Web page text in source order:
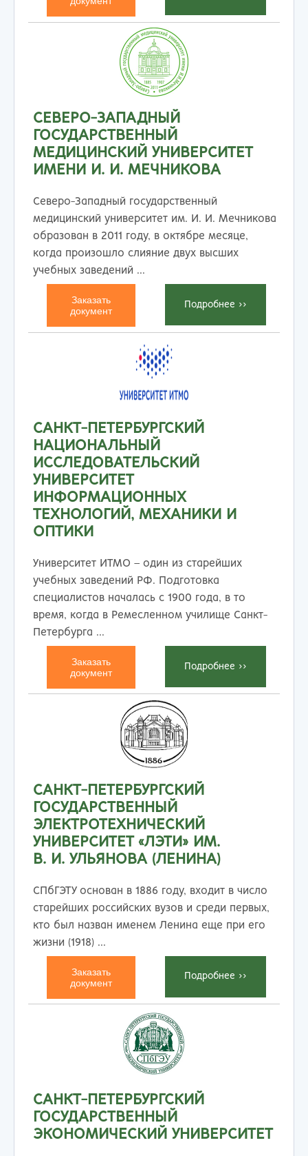
СЕВЕРО-ЗАПАДНЫЙ
ГОСУДАРСТВЕННЫЙ
МЕДИЦИНСКИЙ УНИВЕРСИТЕТ
ИМЕНИ И. И. МЕЧНИКОВА
Северо-Западный государственный
медицинский университет им. И. И. Мечникова
образован в 2011 году, в октябре месяце,
когда произошло слияние двух высших
учебных заведений ...
Заказать
документ
Подробнеe >>
САНКТ-ПЕТЕРБУРГСКИЙ
НАЦИОНАЛЬНЫЙ
ИССЛЕДОВАТЕЛЬСКИЙ
УНИВЕРСИТЕТ
ИНФОРМАЦИОННЫХ
ТЕХНОЛОГИЙ, МЕХАНИКИ И
ОПТИКИ
Университет ИТМО – один из старейших
учебных заведений РФ. Подготовка
специалистов началась с 1900 года, в то
время, когда в Ремесленном училище Санкт-
Петербурга ...
Заказать
документ
Подробнеe >>
САНКТ-ПЕТЕРБУРГСКИЙ
ГОСУДАРСТВЕННЫЙ
ЭЛЕКТРОТЕХНИЧЕСКИЙ
УНИВЕРСИТЕТ «ЛЭТИ» ИМ.
В. И. УЛЬЯНОВА (ЛЕНИНА)
СПбГЭТУ основан в 1886 году, входит в число
старейших российских вузов и среди первых,
кто был назван именем Ленина еще при его
жизни (1918) ...
Заказать
документ
Подробнеe >>
САНКТ-ПЕТЕРБУРГСКИЙ
ГОСУДАРСТВЕННЫЙ
ЭКОНОМИЧЕСКИЙ УНИВЕРСИТЕТ